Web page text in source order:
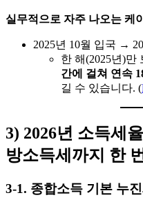
실무적으로 자주 나오는 케
2025년 10월 입국 →
한 해(2025년)만
간에 걸쳐 연속
길 수 있습니다. (
3) 2026년 소득세
방소득세까지 한
3-1. 종합소득 기본 누